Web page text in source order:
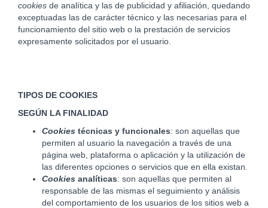
cookies de analítica y las de publicidad y afiliación, quedando
exceptuadas las de carácter técnico y las necesarias para el
funcionamiento del sitio web o la prestación de servicios
expresamente solicitados por el usuario.
TIPOS DE COOKIES
SEGÚN LA FINALIDAD
Cookies técnicas y funcionales: son aquellas que
permiten al usuario la navegación a través de una
página web, plataforma o aplicación y la utilización de
las diferentes opciones o servicios que en ella existan
Cookies analíticas: son aquellas que permiten al
responsable de las mismas el seguimiento y análisis
del comportamiento de los usuarios de los sitios web a